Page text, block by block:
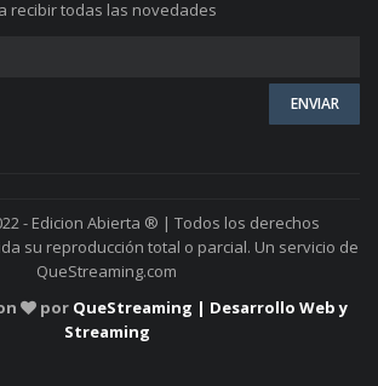
recibir todas las novedades
- Edicion Abierta ® | Todos los derechos
su reproducción total o parcial. Un servicio de
QueStreaming.com
por QueStreaming | Desarrollo Web y
Streaming